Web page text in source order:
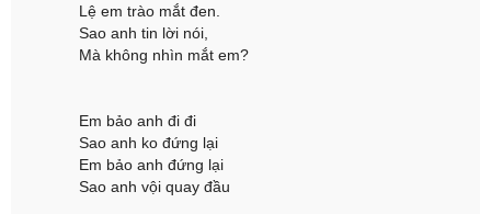
Lệ em trào mắt đen.
Sao anh tin lời nói,
Mà không nhìn mắt em?
Em bảo anh đi đi
Sao anh ko đứng lại
Em bảo anh đứng lại
Sao anh vội quay đầu